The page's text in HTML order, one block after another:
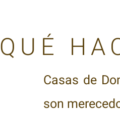
QUÉ
Casas de
son